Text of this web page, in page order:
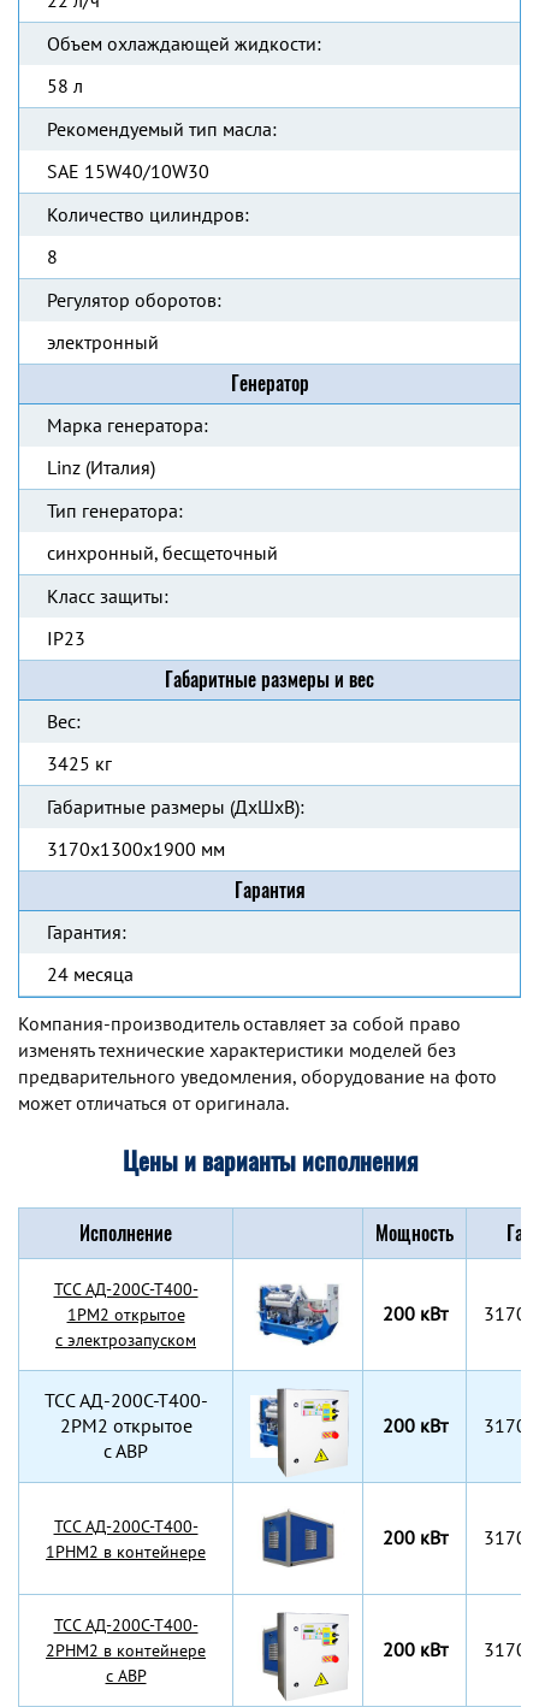
Объем охлаждающей жидкости:
58 л
Рекомендуемый тип масла:
SAE 15W40/10W30
Количество цилиндров:
8
Регулятор оборотов:
электронный
Генератор
Марка генератора:
Linz (Италия)
Тип генератора:
синхронный, бесщеточный
Класс защиты:
IP23
Габаритные размеры и вес
Вес:
3425 кг
Габаритные размеры (ДхШхВ):
3170x1300x1900 мм
Гарантия
Гарантия:
24 месяца
Компания-производитель оставляет за собой право
изменять технические характеристики моделей без
предварительного уведомления, оборудование на фото
может отличаться от оригинала.
Цены и варианты исполнения
Исполнение Мощность
TCC АД-200С-Т400-
1РМ2 открытое
с электрозапуском
200 кВт
TCC АД-200С-Т400-
2РМ2 открытое
с АВР
200 кВт
TCC АД-200С-Т400-
1РНМ2 в контейнере
200 кВт
TCC АД-200С-Т400-
2РНМ2 в контейнере
с АВР
200 кВт